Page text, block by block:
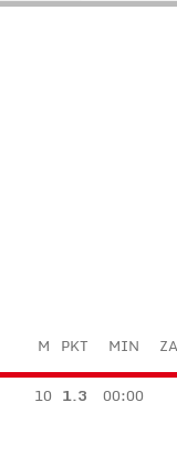
M PKT MIN
10 1.3 00:00